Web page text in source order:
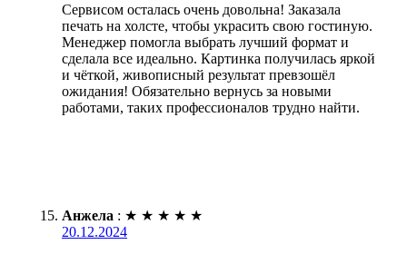
Сервисом осталась очень довольна! Заказала
печать на холсте, чтобы украсить свою гостиную.
Менеджер помогла выбрать лучший формат и
сделала все идеально. Картинка получилась яркой
и чёткой, живописный результат превзошёл
ожидания! Обязательно вернусь за новыми
работами, таких профессионалов трудно найти.
Анжела : ★ ★ ★ ★ ★
20.12.2024